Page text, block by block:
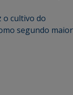
o cultivo do
segundo maior